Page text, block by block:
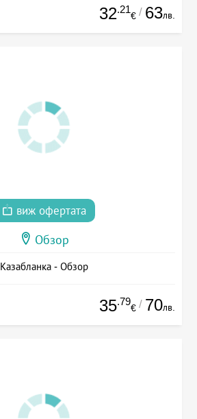
32.21
€ / 63лв.
виж офертата
Обзор
Казабланка - Обзор
35.79
€ / 70лв.